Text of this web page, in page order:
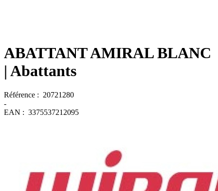
ABATTANT AMIRAL BLANC
| Abattants
Référence : 20721280
-
EAN : 3375537212095